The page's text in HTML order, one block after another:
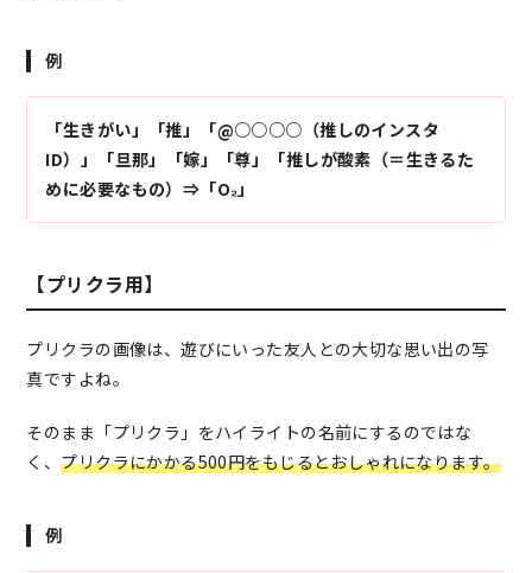
例
「生きがい」「推」「@○○○○（推しのインスタ
ID）」「旦那」「嫁」「尊」「推しが酸素（＝生きるた
めに必要なもの）⇒「O₂」
【プリクラ用】
プリクラの画像は、遊びにいった友人との大切な思い出の写
真ですよね。
そのまま「プリクラ」をハイライトの名前にするのではな
く、プリクラにかかる500円をもじるとおしゃれになります。
例